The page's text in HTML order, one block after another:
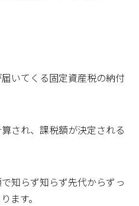
いてくる固定資産税の納付
され、課税額が決定される
知らず知らず先代からずっ
ます。